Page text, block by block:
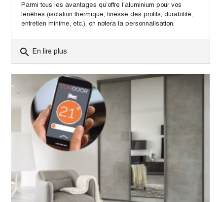
Parmi tous les avantages qu’offre l’aluminium pour vos
fenêtres (isolation thermique, finesse des profils, durabilité,
entretien minime, etc.), on notera la personnalisation.
search En lire plus